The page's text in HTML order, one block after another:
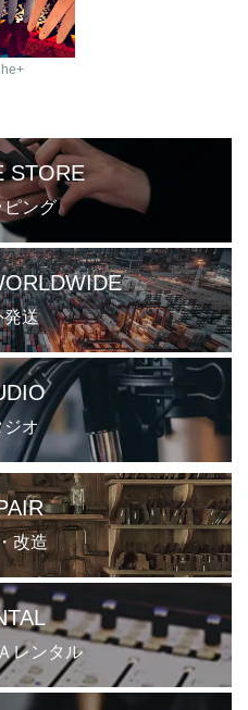
STORE
ピング
発送
ジオ
改造
レンタル